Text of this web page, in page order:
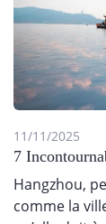
11/11/2025
7
Hangzhou,
comme la